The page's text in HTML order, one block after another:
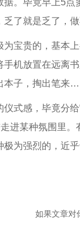
了就是乏了，
宝贵的，基本
手机放置在远离
本子，掏出笔来
式感，毕竟分
走进某种氛围里
为强烈的，近
如果文章对